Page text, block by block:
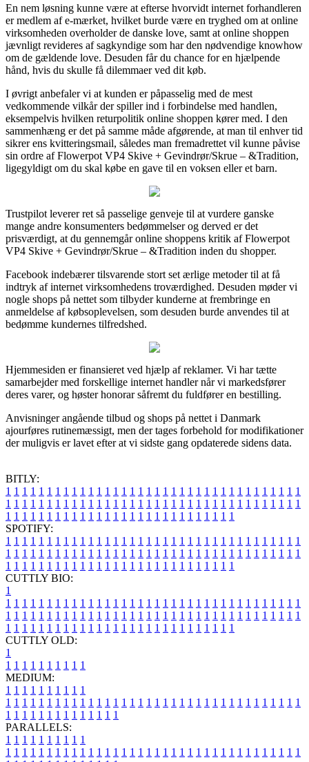
En nem løsning kunne være at efterse hvorvidt internet forhandleren
er medlem af e-mærket, hvilket burde være en tryghed om at online
virksomheden overholder de danske love, samt at online shoppen
jævnligt revideres af sagkyndige som har den nødvendige knowhow
om de gældende love. Desuden får du chance for en hjælpende
hånd, hvis du skulle få dilemmaer ved dit køb.
I øvrigt anbefaler vi at kunden er påpasselig med de mest
vedkommende vilkår der spiller ind i forbindelse med handlen,
eksempelvis hvilken returpolitik online shoppen kører med. I den
sammenhæng er det på samme måde afgørende, at man til enhver tid
sikrer ens kvitteringsmail, således man fremadrettet vil kunne påvise
sin ordre af Flowerpot VP4 Skive + Gevindrør/Skrue – &Tradition,
ligegyldigt om du skal købe en gave til en voksen eller et barn.
Trustpilot leverer ret så passelige genveje til at vurdere ganske
mange andre konsumenters bedømmelser og derved er det
prisværdigt, at du gennemgår online shoppens kritik af Flowerpot
VP4 Skive + Gevindrør/Skrue – &Tradition inden du shopper.
Facebook indebærer tilsvarende stort set ærlige metoder til at få
indtryk af internet virksomhedens troværdighed. Desuden møder vi
nogle shops på nettet som tilbyder kunderne at frembringe en
anmeldelse af købsoplevelsen, som desuden burde anvendes til at
bedømme kundernes tilfredshed.
Hjemmesiden er finansieret ved hjælp af reklamer. Vi har tætte
samarbejder med forskellige internet handler når vi markedsfører
deres varer, og høster honorar såfremt du fuldfører en bestilling.
Anvisninger angående tilbud og shops på nettet i Danmark
ajourføres rutinemæssigt, men der tages forbehold for modifikationer
der muligvis er lavet efter at vi sidste gang opdaterede sidens data.
BITLY:
1 1 1 1 1 1 1 1 1 1 1 1 1 1 1 1 1 1 1 1 1 1 1 1 1 1 1 1 1 1 1 1 1 1 1 1
1 1 1 1 1 1 1 1 1 1 1 1 1 1 1 1 1 1 1 1 1 1 1 1 1 1 1 1 1 1 1 1 1 1 1 1
1 1 1 1 1 1 1 1 1 1 1 1 1 1 1 1 1 1 1 1 1 1 1 1 1 1 1 1
SPOTIFY:
1 1 1 1 1 1 1 1 1 1 1 1 1 1 1 1 1 1 1 1 1 1 1 1 1 1 1 1 1 1 1 1 1 1 1 1
1 1 1 1 1 1 1 1 1 1 1 1 1 1 1 1 1 1 1 1 1 1 1 1 1 1 1 1 1 1 1 1 1 1 1 1
1 1 1 1 1 1 1 1 1 1 1 1 1 1 1 1 1 1 1 1 1 1 1 1 1 1 1 1
CUTTLY BIO:
1
1 1 1 1 1 1 1 1 1 1 1 1 1 1 1 1 1 1 1 1 1 1 1 1 1 1 1 1 1 1 1 1 1 1 1 1
1 1 1 1 1 1 1 1 1 1 1 1 1 1 1 1 1 1 1 1 1 1 1 1 1 1 1 1 1 1 1 1 1 1 1 1
1 1 1 1 1 1 1 1 1 1 1 1 1 1 1 1 1 1 1 1 1 1 1 1 1 1 1 1
CUTTLY OLD:
1
1 1 1 1 1 1 1 1 1 1
MEDIUM:
1 1 1 1 1 1 1 1 1 1
1 1 1 1 1 1 1 1 1 1 1 1 1 1 1 1 1 1 1 1 1 1 1 1 1 1 1 1 1 1 1 1 1 1 1 1
1 1 1 1 1 1 1 1 1 1 1 1 1 1
PARALLELS:
1 1 1 1 1 1 1 1 1 1
1 1 1 1 1 1 1 1 1 1 1 1 1 1 1 1 1 1 1 1 1 1 1 1 1 1 1 1 1 1 1 1 1 1 1 1